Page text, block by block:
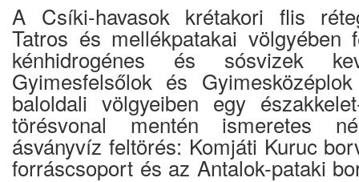
A Csíki-havasok krétakori flis
Tatros és mellékpatakai völgyében
kénhidrogénes és sósvizek
Gyimesfelsőlok és
baloldali völgyeiben egy
törésvonal mentén ismeretes
ásványvíz feltörés: Komjáti Kuruc
forráscsoport és az Antalok-pataki